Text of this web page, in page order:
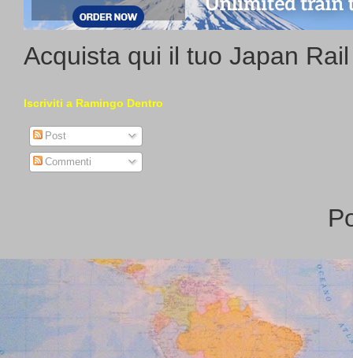
Acquista qui il tuo Japan
Iscriviti a Ramingo Dentro
Post
Commenti